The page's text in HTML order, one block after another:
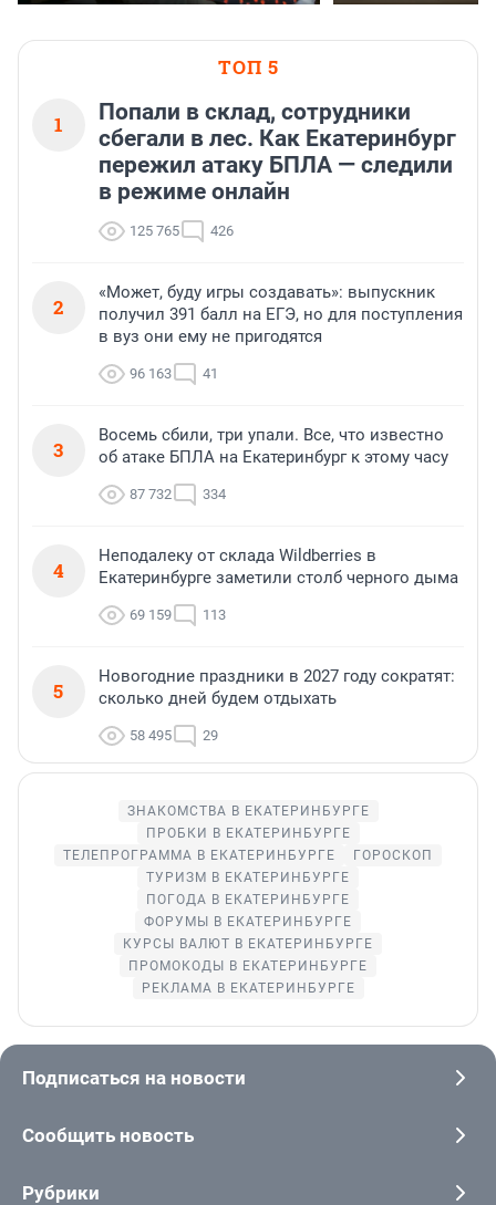
ТОП 5
1
Попали в склад, сотрудники
сбегали в лес. Как Екатеринбург
пережил атаку БПЛА — следили
в режиме онлайн
125 765 426
2
«Может, буду игры создавать»: выпускник
получил 391 балл на ЕГЭ, но для поступления
в вуз они ему не пригодятся
96 163 41
3
Восемь сбили, три упали. Все, что известно
об атаке БПЛА на Екатеринбург к этому часу
87 732 334
4
Неподалеку от склада Wildberries в
Екатеринбурге заметили столб черного дыма
69 159 113
5
Новогодние праздники в 2027 году сократят:
сколько дней будем отдыхать
58 495 29
ЗНАКОМСТВА В ЕКАТЕРИНБУРГЕ
ПРОБКИ В ЕКАТЕРИНБУРГЕ
ТЕЛЕПРОГРАММА В ЕКАТЕРИНБУРГЕ
ГОРОСКОП
ТУРИЗМ В ЕКАТЕРИНБУРГЕ
ПОГОДА В ЕКАТЕРИНБУРГЕ
ФОРУМЫ В ЕКАТЕРИНБУРГЕ
КУРСЫ ВАЛЮТ В ЕКАТЕРИНБУРГЕ
ПРОМОКОДЫ В ЕКАТЕРИНБУРГЕ
РЕКЛАМА В ЕКАТЕРИНБУРГЕ
Подписаться на новости
Сообщить новость
Рубрики